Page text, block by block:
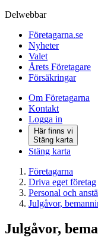
Delwebbar
Företagarna.se
Nyheter
Valet
Årets Företagare
Försäkringar
Om Företagarna
Kontakt
Logga in
Här finns vi
Stäng karta
Stäng karta
Företagarna
Driva eget företag
Personal och
Julgåvor,
Julgåvor,